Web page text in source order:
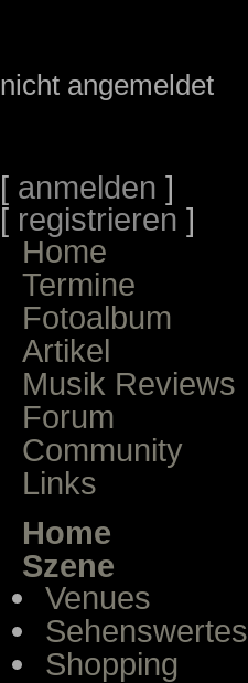
nicht angemeldet
[ anmelden ]
[ registrieren ]
Home
Termine
Fotoalbum
Artikel
Musik Reviews
Forum
Community
Links
Home
Szene
Venues
Sehenswertes
Shopping